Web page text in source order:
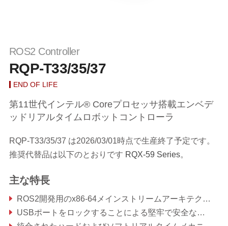
ROS2 Controller
RQP-T33/35/37
END OF LIFE
第11世代インテル® Coreプロセッサ搭載エンベデ
ッドリアルタイムロボットコントローラ
RQP-T33/35/37 は2026/03/01時点で生産終了予定です。
推奨代替品は以下のとおりです RQX-59 Series。
主な特長
ROS2開発用のx86-64メインストリームアーキテクチャ
USBポートをロックすることによる堅牢で安全な接続